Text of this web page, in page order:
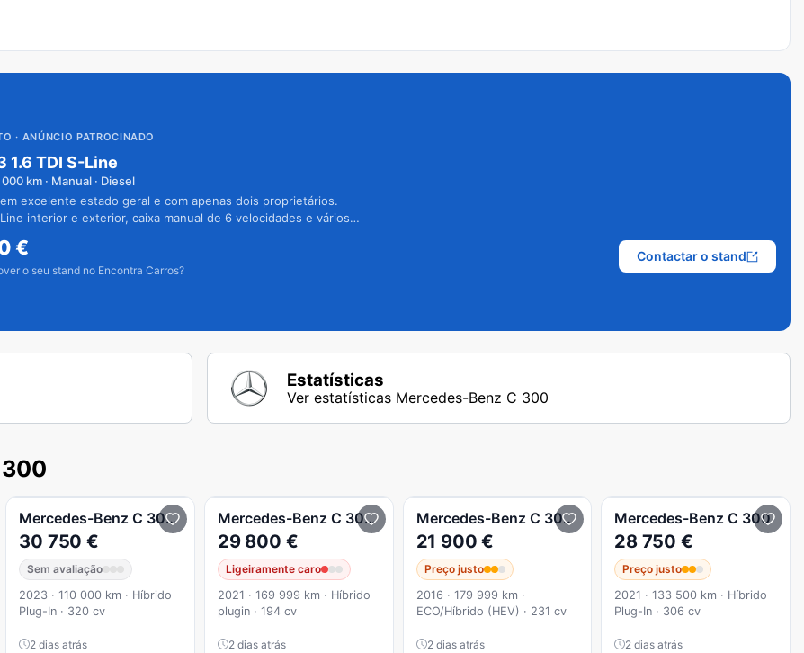
· ANÚNCIO PATROCINADO
1.6 TDI S-Line
000 km · Manual · Diesel
excelente estado geral e com apenas dois proprietários.
interior e exterior, caixa manual de 6 velocidades e vários
€
o seu stand no Encontra Carros?
Contactar o stand
Estatísticas
Ver estatísticas Mercedes-Benz C 300
Mercedes-Benz C 300 e T 9G-TRONIC Night Edition
30 750 €
Sem avaliação
2023 · 110 000 km · Híbrido
Plug-In · 320 cv
2 dias atrás
Mercedes-Benz C 300 de Avantgarde
29 800 €
Ligeiramente caro
2021 · 169 999 km · Híbrido
plugin · 194 cv
2 dias atrás
Mercedes-Benz C 300 DeHYBRID BLUE TEC AMG LINE
21 900 €
Preço justo
2016 · 179 999 km ·
ECO/Híbrido (HEV) · 231 cv
2 dias atrás
Mercedes-Benz C 300
28 750 €
Preço justo
2021 · 133 500 km · Híbrido
Plug-In · 306 cv
2 dias atrás